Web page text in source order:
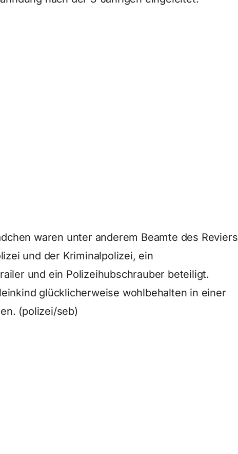
waren unter anderem Beamte des Reviers
und der Kriminalpolizei, ein
und ein Polizeihubschrauber beteiligt.
glücklicherweise wohlbehalten in einer
(polizei/seb)